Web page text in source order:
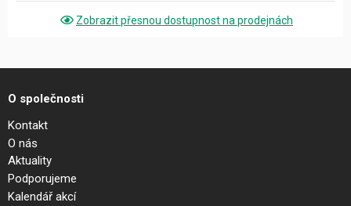
Zobrazit přesnou dostupnost na prodejnách
O společnosti
Kontakt
O nás
Aktuality
Podporujeme
Kalendář akcí